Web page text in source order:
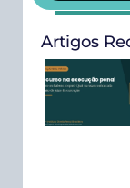
Artigos